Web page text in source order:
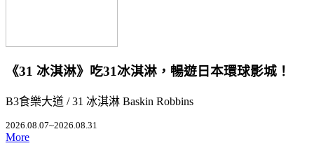
《31 冰淇淋》吃31冰淇淋，暢遊日本環球影城！
B3食樂大道 / 31 冰淇淋 Baskin Robbins
2026.08.07~2026.08.31
More